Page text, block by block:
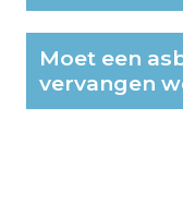
Moet een
vervangen